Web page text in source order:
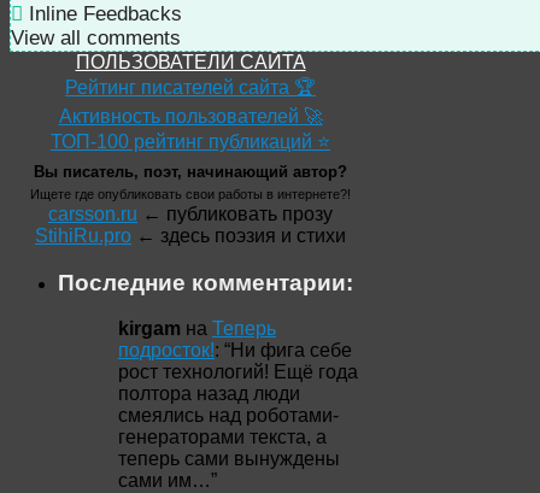
Inline Feedbacks
View all comments
ПОЛЬЗОВАТЕЛИ САЙТА
Рейтинг писателей сайта 🏆
Активность пользователей 🚀
ТОП-100 рейтинг публикаций ⭐
Вы писатель, поэт, начинающий автор?
Ищете где опубликовать свои работы в интернете?!
carsson.ru ← публиковать прозу
StihiRu.pro ← здесь поэзия и стихи
Последние комментарии:
kirgam на Теперь
подросток!: “Ни фига себе
рост технологий! Ещё года
полтора назад люди
смеялись над роботами-
генераторами текста, а
теперь сами вынуждены
сами им…”